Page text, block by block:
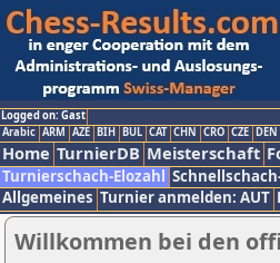
Logged on: Gast
Arabic ARM AZE BIH BUL CAT CHN CRO CZE DEN
Home TurnierDB Meisterschaft
Turnierschach-Elozahl
Allgemeines Turnier anmelden: AUT
Willkommen bei den